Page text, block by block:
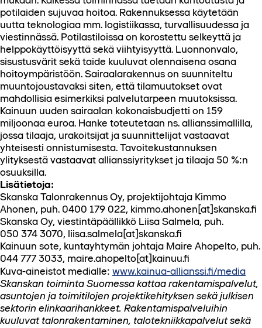
potilaiden sujuvaa hoitoa. Rakennuksessa käytetään
uutta teknologiaa mm. logistiikassa, turvallisuudessa ja
viestinnässä. Potilastiloissa on korostettu selkeyttä ja
helppokäyttöisyyttä sekä viihtyisyyttä. Luonnonvalo,
sisustusvärit sekä taide kuuluvat olennaisena osana
hoitoympäristöön. Sairaalarakennus on suunniteltu
muuntojoustavaksi siten, että tilamuutokset ovat
mahdollisia esimerkiksi palvelutarpeen muutoksissa.
Kainuun uuden sairaalan kokonaisbudjetti on 159
miljoonaa euroa. Hanke toteutetaan ns. allianssimallilla,
jossa tilaaja, urakoitsijat ja suunnittelijat vastaavat
yhteisesti onnistumisesta. Tavoitekustannuksen
ylityksestä vastaavat allianssiyritykset ja tilaaja 50 %:n
osuuksilla.
Lisätietoja:
Skanska Talonrakennus Oy, projektijohtaja Kimmo
Ahonen, puh. 0400 179 022, kimmo.ahonen[at]skanska.fi
Skanska Oy, viestintäpäällikkö Liisa Salmela, puh.
050 374 3070, liisa.salmela[at]skanska.fi
Kainuun sote, kuntayhtymän johtaja Maire Ahopelto, puh.
044 777 3033, maire.ahopelto[at]kainuu.fi
Kuva-aineistot medialle: www.kainua-allianssi.fi/media
Skanskan toiminta Suomessa kattaa rakentamispalvelut,
asuntojen ja toimitilojen projektikehityksen sekä julkisen
sektorin elinkaarihankkeet. Rakentamispalveluihin
kuuluvat talonrakentaminen, talotekniikkapalvelut sekä